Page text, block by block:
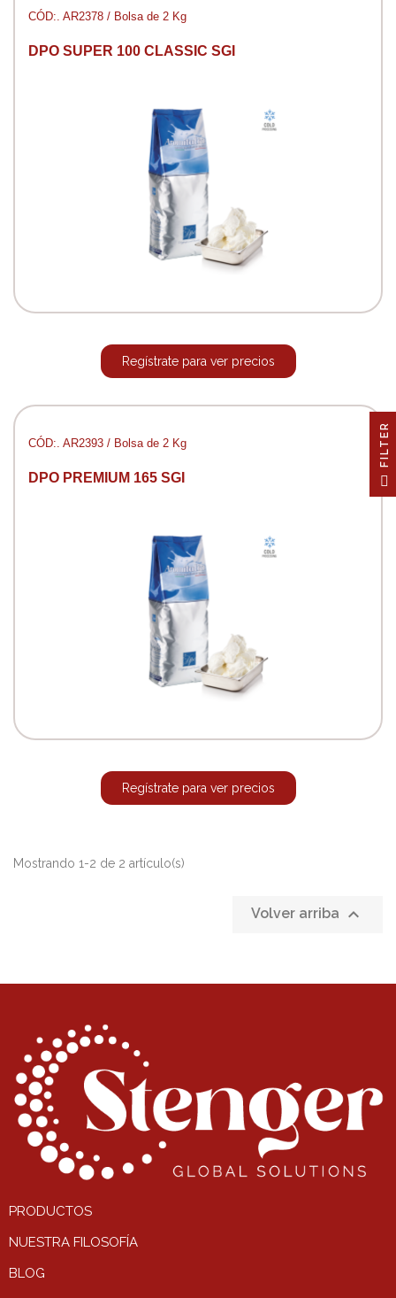
CÓD:. AR2378 / Bolsa de 2 Kg
DPO SUPER 100 CLASSIC SGI
Regístrate para ver precios
CÓD:. AR2393 / Bolsa de 2 Kg
DPO PREMIUM 165 SGI
Regístrate para ver precios
Mostrando 1-2 de 2 artículo(s)
Volver arriba 
PRODUCTOS
NUESTRA FILOSOFÍA
BLOG
R